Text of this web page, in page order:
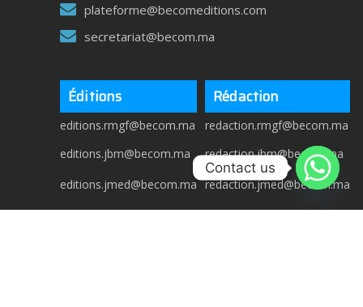
plateforme@becomeditions.com
secretariat@becom.ma
Éditions
editions.rmgf@becom.ma
editions.jbm@becom.ma
editions.jmed@becom.ma
Rédaction
redaction.rmgf@becom.ma
redaction.jbm@becom.ma
redaction.jmed@becom.ma
Contact us